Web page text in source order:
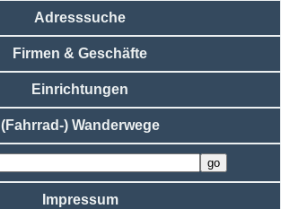
Adresssuche
Firmen & Geschäfte
Einrichtungen
(Fahrrad-) Wanderwege
Impressum